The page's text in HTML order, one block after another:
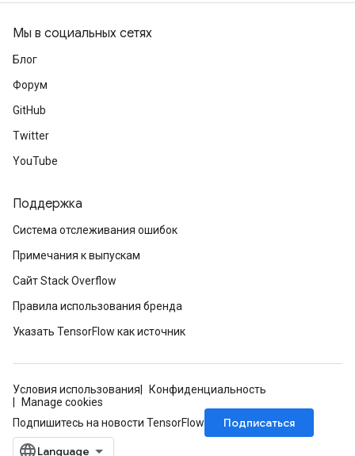
Мы в социальных сетях
Блог
Форум
GitHub
Twitter
YouTube
Поддержка
Система отслеживания ошибок
Примечания к выпускам
Сайт Stack Overflow
Правила использования бренда
Указать TensorFlow как источник
Условия использования
Конфиденциальность
Manage cookies
Подпишитесь на новости TensorFlow
Подписаться